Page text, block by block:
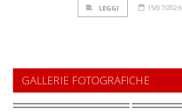
LEGGI 15/07/2026
GALLERIE FOTOGRAFICHE